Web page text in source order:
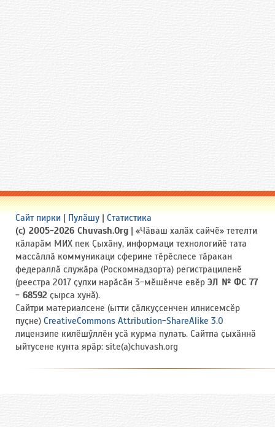
Сайт пирки | Пулӑшу | Статистика
(c) 2005-2026 Chuvash.Org | «Чӑваш халӑх сайчӗ» тетелти
кӑларӑм МИХ пек Ҫыхӑну, информаци технологийӗ тата
массӑллӑ коммуникаци сферине тӗрӗслесе тӑракан
федераллӑ служӑра (Роскомнадзорта) регистрациленӗ
(реестра 2017 ҫулхи нарӑсӑн 3-мӗшӗнче евӗр ЭЛ № ФС 77
- 68592 ҫырса хунӑ).
Сайтри материалсене (ытти ҫӑлкуҫсенчен илнисемсӗр
пуҫне) CreativeCommons Attribution-ShareAlike 3.0
лицензипе килӗшӳллӗн усӑ курма пулать. Сайтпа ҫыхӑннӑ
ыйтусене кунта ярӑр: site(a)chuvash.org